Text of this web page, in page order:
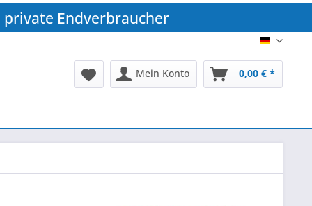
private Endverbraucher
DE
Mein Konto 0,00 € *